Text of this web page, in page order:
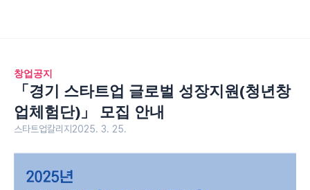
창업공지
「경기 스타트업 글로벌 성장지원(청년창
업체험단)」 모집 안내
스타트업칼리지 2025. 3. 25.